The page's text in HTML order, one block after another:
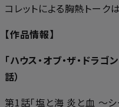
コレットによる胸熱トーク
【作品情報】
「ハウス・オブ・ザ・ドラ
話）
第1話「塩と海 炎と血 ～